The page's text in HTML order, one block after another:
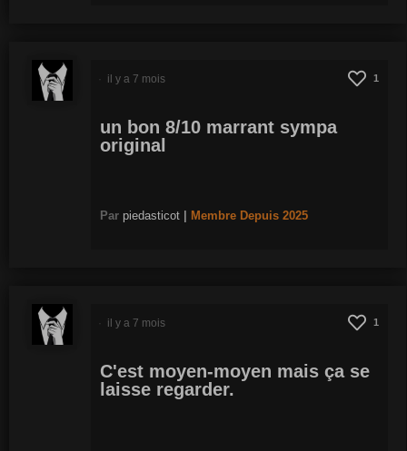
1
un bon 8/10 marrant sympa
original
Par piedasticot Membre Depuis 2025
il y a 7 mois
1
C'est moyen-moyen mais ça se
laisse regarder.
il y a 7 mois